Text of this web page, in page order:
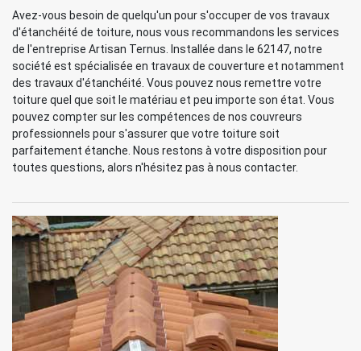
Avez-vous besoin de quelqu'un pour s'occuper de vos travaux
d'étanchéité de toiture, nous vous recommandons les services
de l'entreprise Artisan Ternus. Installée dans le 62147, notre
société est spécialisée en travaux de couverture et notamment
des travaux d'étanchéité. Vous pouvez nous remettre votre
toiture quel que soit le matériau et peu importe son état. Vous
pouvez compter sur les compétences de nos couvreurs
professionnels pour s'assurer que votre toiture soit
parfaitement étanche. Nous restons à votre disposition pour
toutes questions, alors n'hésitez pas à nous contacter.